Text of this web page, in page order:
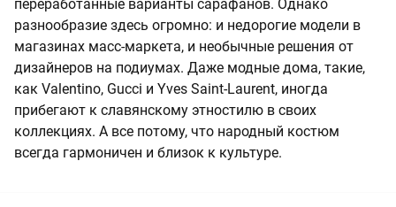
переработанные варианты сарафанов. Однако
разнообразие здесь огромно: и недорогие модели в
магазинах масс-маркета, и необычные решения от
дизайнеров на подиумах. Даже модные дома, такие,
как Valentino, Gucci и Yves Saint-Laurent, иногда
прибегают к славянскому этностилю в своих
коллекциях. А все потому, что народный костюм
всегда гармоничен и близок к культуре.